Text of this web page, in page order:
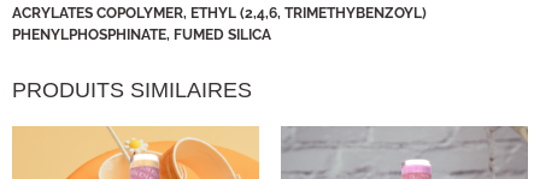
ACRYLATES COPOLYMER, ETHYL (2,4,6, TRIMETHYBENZOYL)
PHENYLPHOSPHINATE, FUMED SILICA
PRODUITS SIMILAIRES